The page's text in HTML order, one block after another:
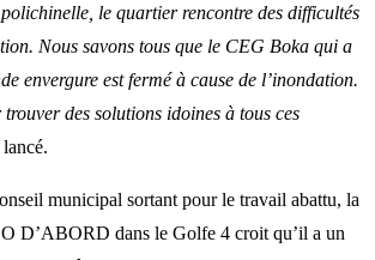
polichinelle, le quartier rencontre des difficultés
Nous savons tous que le CEG Boka qui a
envergure est fermé à cause de l’inondation.
des solutions idoines à tous ces
municipal sortant pour le travail abattu, la
D’ABORD dans le Golfe 4 croit qu’il a un